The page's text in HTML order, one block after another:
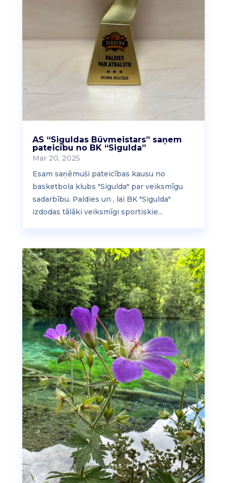
AS “Siguldas Būvmeistars” saņem
pateicību no BK “Sigulda”
Mar 20, 2025
Esam saņēmuši pateicības kausu no
basketbola klubs "Sigulda" par veiksmīgu
sadarbību. Paldies un , lai BK "Sigulda"
izdodas tālāki veiksmīgi sportiskie...